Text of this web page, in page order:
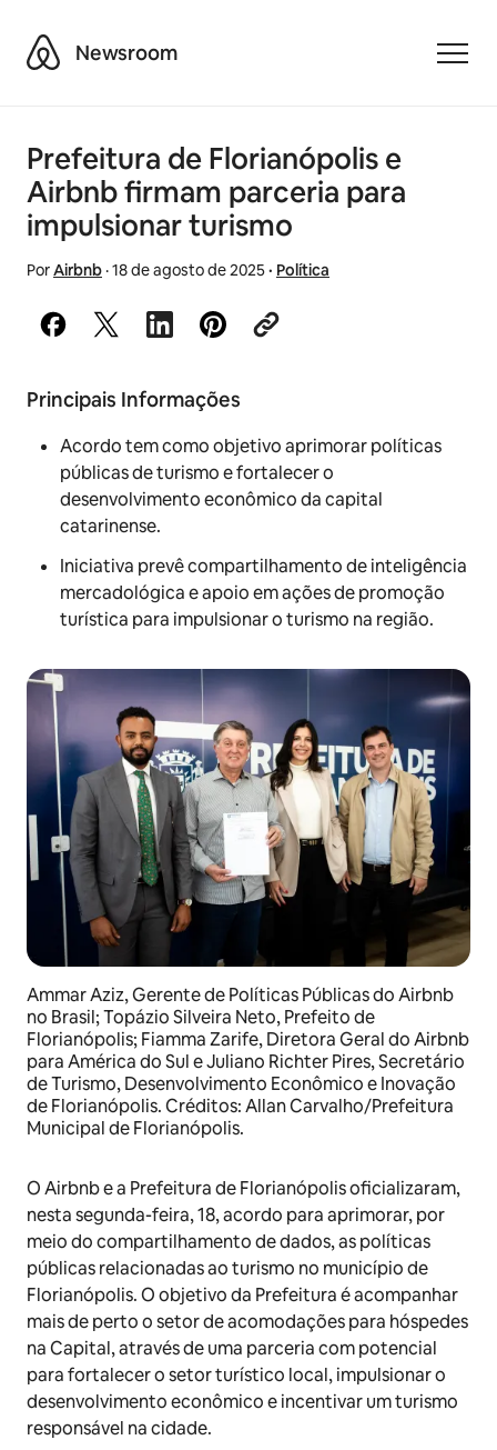
AirbnbNewsroom
Prefeitura de Florianópolis e
Airbnb firmam parceria para
impulsionar turismo
PorAirbnb·18 de agosto de 2025· Política
Principais Informações
Acordo tem como objetivo aprimorar políticas
públicas de turismo e fortalecer o
desenvolvimento econômico da capital
catarinense.
Iniciativa prevê compartilhamento de inteligência
mercadológica e apoio em ações de promoção
turística para impulsionar o turismo na região.
Ammar Aziz, Gerente de Políticas Públicas do Airbnb
no Brasil; Topázio Silveira Neto, Prefeito de
Florianópolis; Fiamma Zarife, Diretora Geral do Airbnb
para América do Sul e Juliano Richter Pires, Secretário
de Turismo, Desenvolvimento Econômico e Inovação
de Florianópolis. Créditos: Allan Carvalho/Prefeitura
Municipal de Florianópolis.
O Airbnb e a Prefeitura de Florianópolis oficializaram,
nesta segunda-feira, 18, acordo para aprimorar, por
meio do compartilhamento de dados, as políticas
públicas relacionadas ao turismo no município de
Florianópolis. O objetivo da Prefeitura é acompanhar
mais de perto o setor de acomodações para hóspedes
na Capital, através de uma parceria com potencial
para fortalecer o setor turístico local, impulsionar o
desenvolvimento econômico e incentivar um turismo
responsável na cidade.